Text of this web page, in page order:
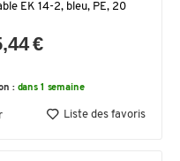
EK 14-2, bleu, PE, 20
€
: dans 1 semaine
Liste des favoris